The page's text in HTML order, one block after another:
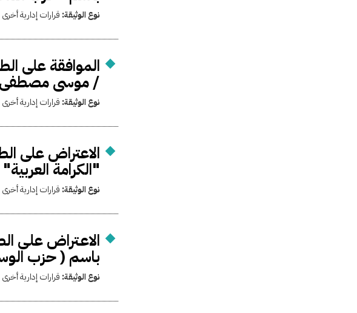
نوع الوثيقة: قرارات إدارية أخرى
الموافقة على
/ موسى مصطفى
نوع الوثيقة: قرارات إدارية أخرى
الاعتراض على
"الكرامة العربية"
نوع الوثيقة: قرارات إدارية أخرى
الاعـتراض علـى
باسم ( حزب
نوع الوثيقة: قرارات إدارية أخرى